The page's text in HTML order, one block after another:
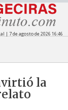
| 7 de agosto de 2026 16:46
la